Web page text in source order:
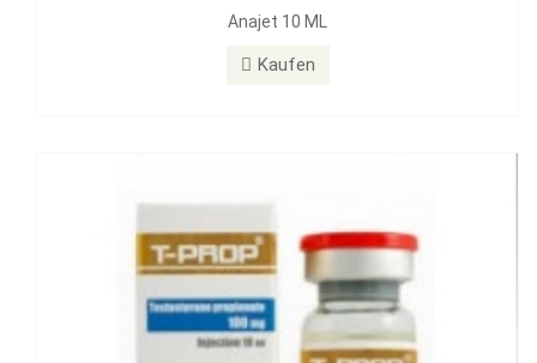
Anajet 10 ML
Kaufen
66.21€
T-PROP 100 mg